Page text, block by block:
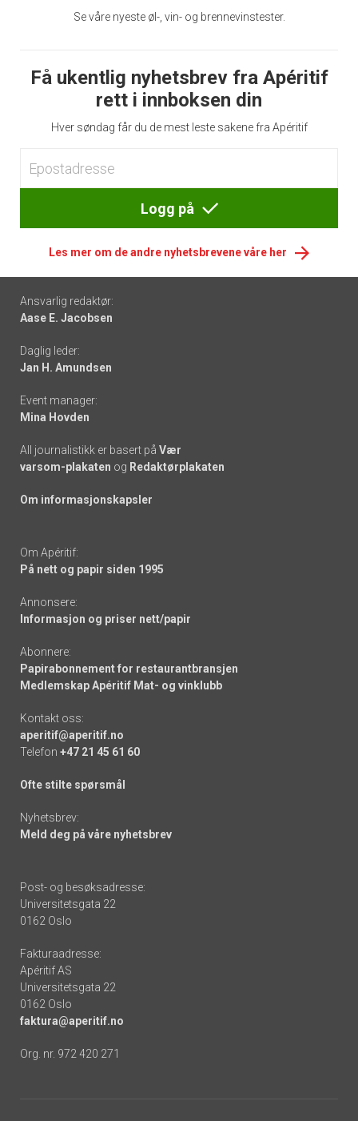
Se våre nyeste øl-, vin- og brennevinstester.
Få ukentlig nyhetsbrev fra Apéritif
rett i innboksen din
Hver søndag får du de mest leste sakene fra Apéritif
Logg på
Les mer om de andre nyhetsbrevene våre her
Footer
-
links
Ansvarlig redaktør:
Aase E. Jacobsen
Daglig leder:
Jan H. Amundsen
Event manager:
Mina Hovden
All journalistikk er basert på Vær
varsom-plakaten og Redaktørplakaten
Om informasjonskapsler
Om Apéritif:
På nett og papir siden 1995
Annonsere:
Informasjon og priser nett/papir
Abonnere:
Papirabonnement for restaurantbransjen
Medlemskap Apéritif Mat- og vinklubb
Kontakt oss:
aperitif@aperitif.no
Telefon +47 21 45 61 60
Ofte stilte spørsmål
Nyhetsbrev:
Meld deg på våre nyhetsbrev
Post- og besøksadresse:
Universitetsgata 22
0162 Oslo
Fakturaadresse:
Apéritif AS
Universitetsgata 22
0162 Oslo
faktura@aperitif.no
Org. nr. 972 420 271